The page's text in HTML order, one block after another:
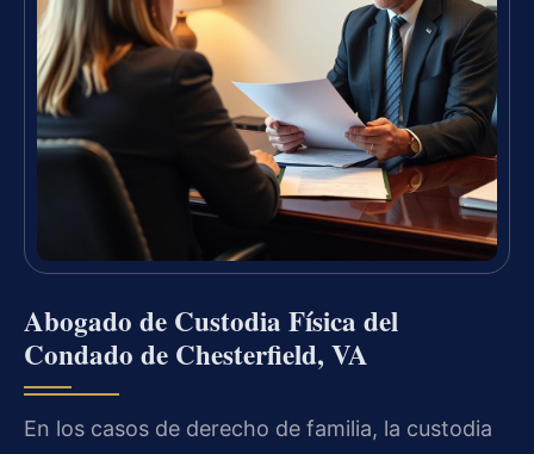
Abogado de Custodia Física del
Condado de Chesterfield, VA
En los casos de derecho de familia, la custodia